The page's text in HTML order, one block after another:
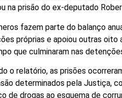
na prisão do ex-deputado
fazem parte do balanço
próprias e apoiou outras
que culminaram nas
o relatório, as prisões
determinados pela Justiça,
de drogas ao esquema de